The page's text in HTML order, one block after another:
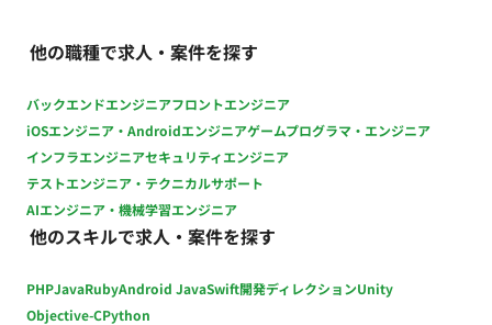
他の職種で求人・案件を探す
バックエンドエンジニアフロントエンジニア
iOSエンジニア・Androidエンジニアゲームプログラマ・エンジニア
インフラエンジニアセキュリティエンジニア
テストエンジニア・テクニカルサポート
AIエンジニア・機械学習エンジニア
他のスキルで求人・案件を探す
PHPJavaRubyAndroid JavaSwift開発ディレクションUnity
Objective-CPython